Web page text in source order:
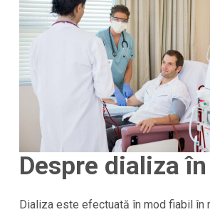
Despre dializa în
Dializa este efectuată în mod fiabil în